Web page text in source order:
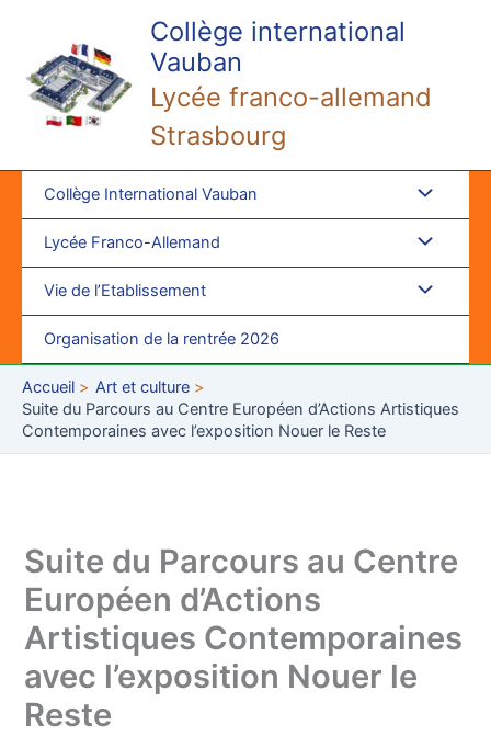
contenu
Collège international
Vauban
Lycée franco-allemand
Strasbourg
Collège International Vauban
Lycée Franco-Allemand
Vie de l’Etablissement
Organisation de la rentrée 2026
Accueil
Art et culture
Suite du Parcours au Centre Européen d’Actions Artistiques
Contemporaines avec l’exposition Nouer le Reste
Suite du Parcours au Centre
Européen d’Actions
Artistiques Contemporaines
avec l’exposition Nouer le
Reste